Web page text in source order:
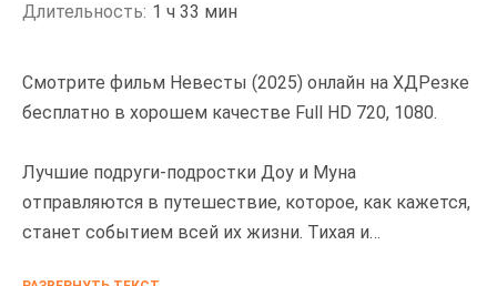
Смотрите фильм Невесты (2025) онлайн на ХДРезке
бесплатно в хорошем качестве Full HD 720, 1080.
Лучшие подруги-подростки Доу и Муна
отправляются в путешествие, которое, как кажется,
станет событием всей их жизни. Тихая и
Длительность: 1 ч 33 мин